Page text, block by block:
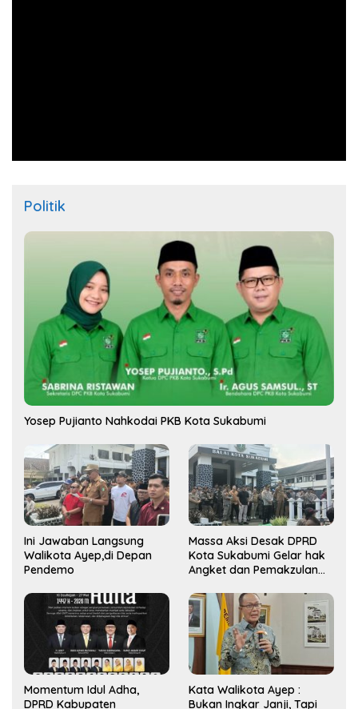
Politik
Yosep Pujianto Nahkodai PKB Kota Sukabumi
Ini Jawaban Langsung
Walikota Ayep,di Depan
Pendemo
Massa Aksi Desak DPRD
Kota Sukabumi Gelar hak
Angket dan Pemakzulan
Momentum Idul Adha,
DPRD Kabupaten
Kata Walikota Ayep :
Bukan Ingkar Janji, Tapi